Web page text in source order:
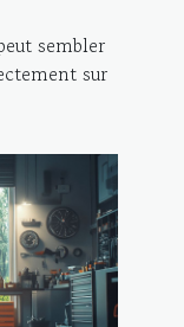
sembler
sur